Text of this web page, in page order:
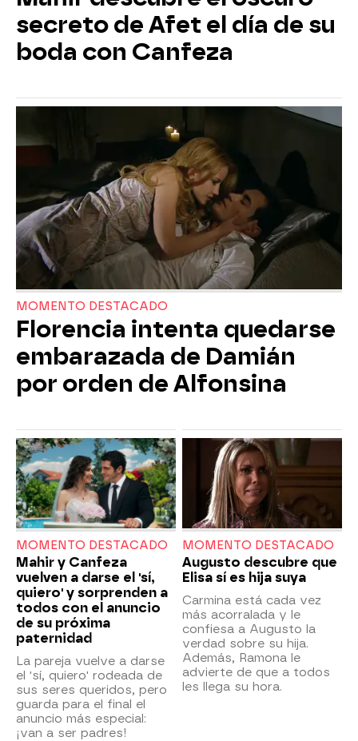
secreto de Afet el día de su
boda con Canfeza
MOMENTO DESTACADO
Florencia intenta quedarse
embarazada de Damián
por orden de Alfonsina
MOMENTO DESTACADO
Mahir y Canfeza
vuelven a darse el 'sí,
quiero' y sorprenden a
todos con el anuncio
de su próxima
paternidad
La pareja vuelve a darse
el 'sí, quiero' rodeada de
sus seres queridos, pero
guarda para el final el
anuncio más especial:
¡van a ser padres!
MOMENTO DESTACADO
Augusto descubre que
Elisa sí es hija suya
Carmina está cada vez
más acorralada y le
confiesa a Augusto la
verdad sobre su hija.
Además, Ramona le
advierte de que a todos
les llega su hora.